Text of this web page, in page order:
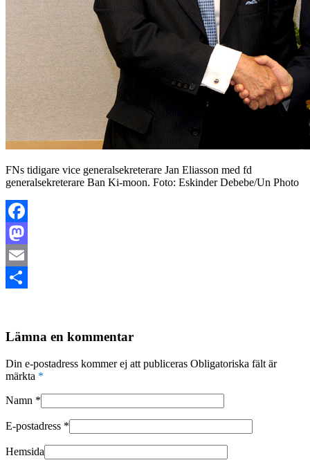
FNs tidigare vice generalsekreterare Jan Eliasson med fd
generalsekreterare Ban Ki-moon. Foto: Eskinder Debebe/Un Photo
Facebook
Mastodon
Email
Lämna en kommentar
Din e-postadress kommer ej att publiceras Obligatoriska fält är
märkta *
Namn *
E-postadress *
Hemsida